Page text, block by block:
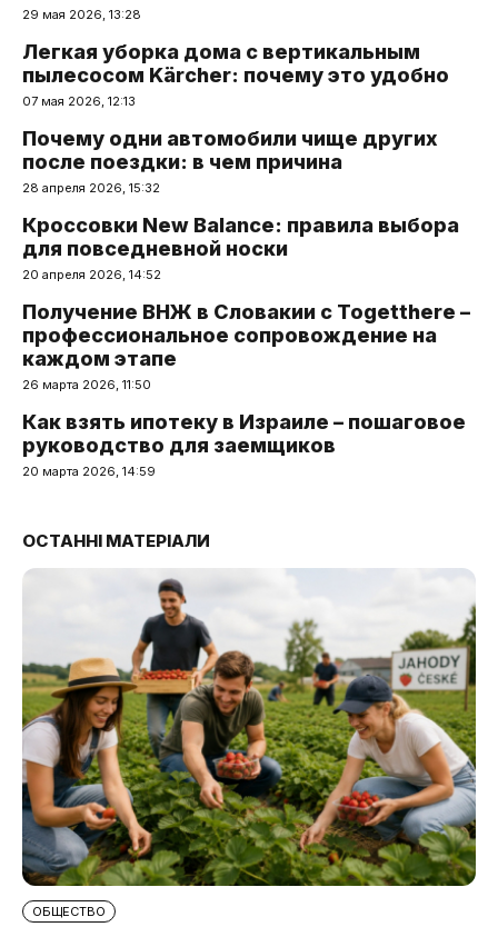
29 мая 2026, 13:28
Легкая уборка дома с вертикальным
пылесосом Kärcher: почему это удобно
07 мая 2026, 12:13
Почему одни автомобили чище других
после поездки: в чем причина
28 апреля 2026, 15:32
Кроссовки New Balance: правила выбора
для повседневной носки
20 апреля 2026, 14:52
Получение ВНЖ в Словакии с Togetthere –
профессиональное сопровождение на
каждом этапе
26 марта 2026, 11:50
Как взять ипотеку в Израиле – пошаговое
руководство для заемщиков
20 марта 2026, 14:59
ОСТАННІ МАТЕРІАЛИ
ОБЩЕСТВО